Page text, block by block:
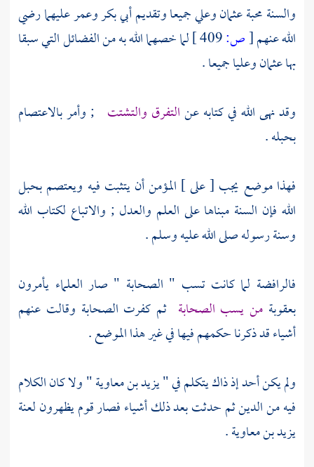
والسنة محبةعثمانوعليجميعا وتقديمأبي بكروعمرعليهما رضي
الله عنهم[ص:
لما خصهما الله به من الفضائل التي سبقا
بهاعثمانوعلياجميعا .
وقد نهى الله في كتابه عنالتفرق والتشتت ; وأمر بالاعتصام
بحبله .
فهذا موضع يجب [ على ] المؤمن أن يتثبت فيه ويعتصم بحبل
الله فإن السنة مبناها على العلم والعدل ; والاتباع لكتاب الله
وسنة رسوله صلى الله عليه وسلم .
فالرافضة لما كانت تسب " الصحابة " صار العلماء يأمرون
بعقوبة من يسب الصحابة ثم كفرت الصحابة وقالت عنهم
أشياء قد ذكرنا حكمهم فيها في غير هذا الموضع .
ولم يكن أحد إذ ذاك يتكلم في "يزيد بن معاوية "ولا كان الكلام
فيه من الدين ثم حدثت بعد ذلك أشياء فصار قوم يظهرون لعنة
يزيد بن معاوية.